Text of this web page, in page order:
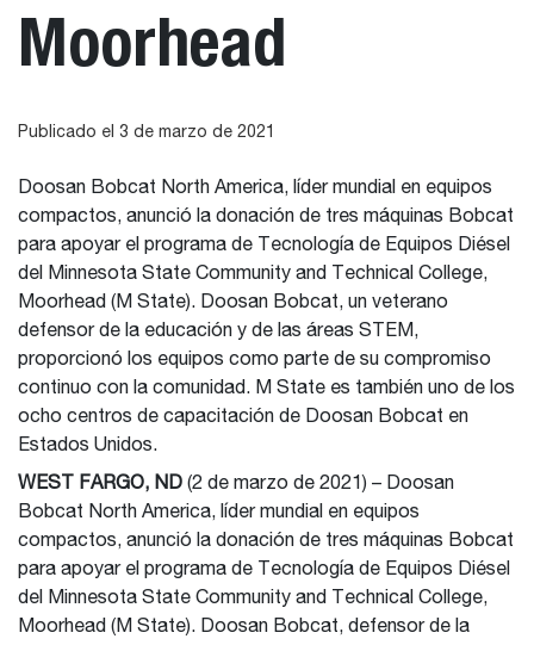
Moorhead
Publicado el 3 de marzo de 2021
Doosan Bobcat North America, líder mundial en equipos
compactos, anunció la donación de tres máquinas Bobcat
para apoyar el programa de Tecnología de Equipos Diésel
del Minnesota State Community and Technical College,
Moorhead (M State). Doosan Bobcat, un veterano
defensor de la educación y de las áreas STEM,
proporcionó los equipos como parte de su compromiso
continuo con la comunidad. M State es también uno de los
ocho centros de capacitación de Doosan Bobcat en
Estados Unidos.
WEST FARGO, ND (2 de marzo de 2021) – Doosan
Bobcat North America, líder mundial en equipos
compactos, anunció la donación de tres máquinas Bobcat
para apoyar el programa de Tecnología de Equipos Diésel
del Minnesota State Community and Technical College,
Moorhead (M State). Doosan Bobcat, defensor de la